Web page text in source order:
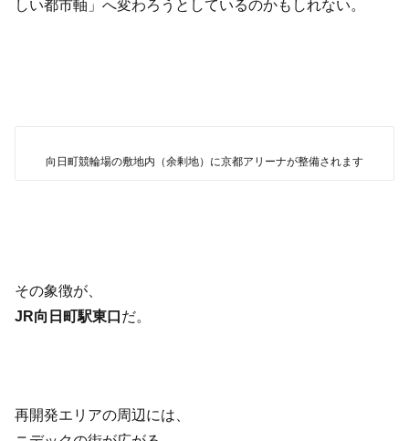
しい都市軸」へ変わろうとしているのかもしれない。
向日町競輪場の敷地内（余剰地）に京都アリーナが整備されます
その象徴が、
JR向日町駅東口だ。
再開発エリアの周辺には、